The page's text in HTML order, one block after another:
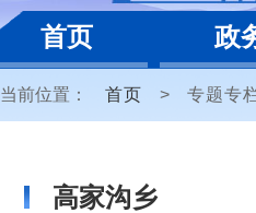
首页 政
当前位置： 首页 > 专题专
高家沟乡